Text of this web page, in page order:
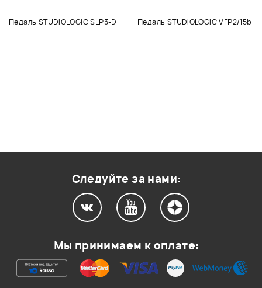
Педаль STUDIOLOGIC SLP3-D Педаль STUDIOLOGIC VFP2/15b
Следуйте за нами:
Мы принимаем к оплате: